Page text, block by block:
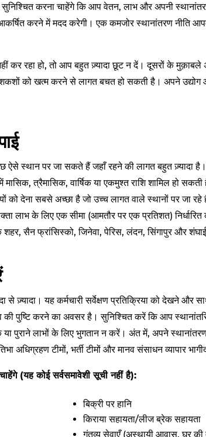
करना चाहेंगे कि आप वेतन, लाभ और अपनी
आकर्षित करने में मदद करेगी। एक कमजोर स्थानांतरण नीति
कर रहा हो, तो आप बहुत ज़्यादा छूट न दें। दूसरों के
को खत्म करने से लागत बचत हो सकती है। अपने उद्योग
स्थान पर जा सकते हैं जहाँ रहने की लागत बहुत ज़्यादा है।
त्रैमासिक, वार्षिक या एकमुश्त राशि शामिल हो
को देना सबसे अच्छा है जो उच्च लागत वाले स्थानों पर जा
लाभ के लिए एक सीमा (आमतौर पर एक प्रतिशत) निर्धारित
शहर, सैन फ्रांसिस्को, जिनेवा, पेरिस, लंदन, सिंगापुर और
से ज़्यादा। यह कर्मचारी सर्वेक्षण प्रतिक्रिया को देखने और
की पुष्टि करने का अवसर है। सुनिश्चित करें कि आप
पुराने लाभों के लिए भुगतान न करें। अंत में, अपने
टीमों, भर्ती टीमों और मानव संसाधन व्यापार
(यह कोई सर्वसमावेशी सूची नहीं है):
बिक्री पर हानि
किराया सहायता/लीज ब्रेक सहायता
गंतव्य सेवाएँ (अस्थायी आवास, घर की